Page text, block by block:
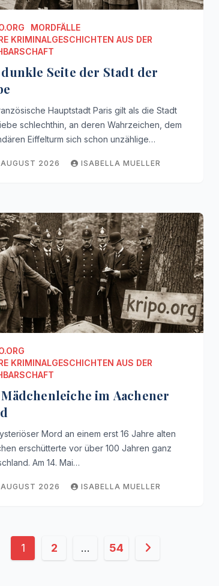
MORDFÄLLE
KRIMINALGESCHICHTEN AUS DER
Seite der Stadt der
Hauptstadt Paris gilt als die Stadt
schlechthin, an deren Wahrzeichen, dem
Eiffelturm sich schon unzählige…
2026 ISABELLA MUELLER
KRIMINALGESCHICHTEN AUS DER
im Aachener
Mord an einem erst 16 Jahre alten
erschütterte vor über 100 Jahren ganz
Am 14. Mai…
2026 ISABELLA MUELLER
Seitennummerierung
1 2 … 54